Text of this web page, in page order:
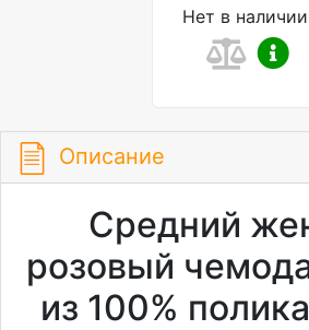
Нет в наличии
Описание
Средний
розовый
из 100%